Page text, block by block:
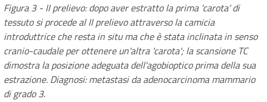
Figura 3 - II prelievo: dopo aver estratto la prima 'carota' di
tessuto si procede al II prelievo attraverso la camicia
introduttrice che resta in situ ma che è stata inclinata in senso
cranio-caudale per ottenere un'altra 'carota'; la scansione TC
dimostra la posizione adeguata dell'agobioptico prima della sua
estrazione. Diagnosi: metastasi da adenocarcinoma mammario
di grado 3.